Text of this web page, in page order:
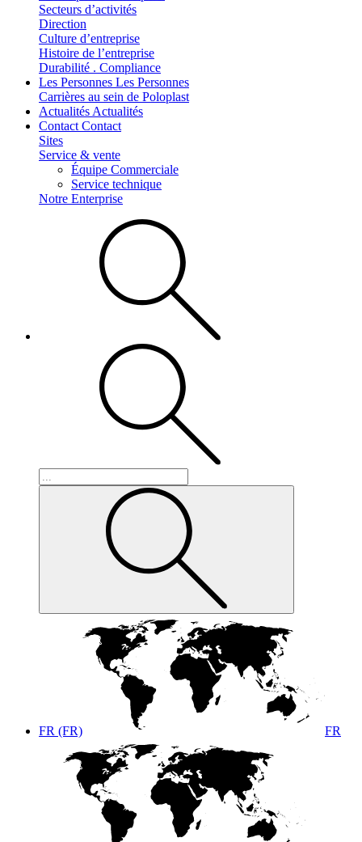
Secteurs d’activités
Direction
Culture d’entreprise
Histoire de l’entreprise
Durabilité . Compliance
Les Personnes Les Personnes
Carrières au sein de Poloplast
Actualités Actualités
Contact Contact
Sites
Service & vente
Équipe Commerciale
Service technique
Notre Enterprise
FR (FR) FR